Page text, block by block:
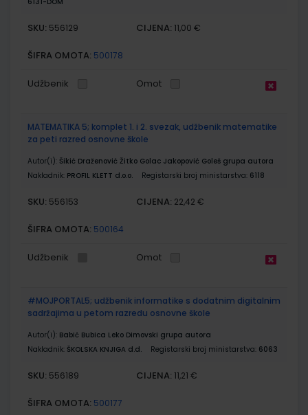
SKU: 556129 CIJENA: 11,00 €
ŠIFRA OMOTA: 500178
Udžbenik Omot
MATEMATIKA 5; komplet 1. i 2. svezak, udžbenik matematike
za peti razred osnovne škole
Autor(i): Šikić Draženović Žitko Golac Jakopović Goleš grupa autora
Nakladnik: PROFIL KLETT d.o.o. Registarski broj ministarstva: 6118
SKU: 556153 CIJENA: 22,42 €
ŠIFRA OMOTA: 500164
Udžbenik Omot
#MOJPORTAL5; udžbenik informatike s dodatnim digitalnim
sadržajima u petom razredu osnovne škole
Autor(i): Babić Bubica Leko Dimovski grupa autora
Nakladnik: ŠKOLSKA KNJIGA d.d. Registarski broj ministarstva: 6063
SKU: 556189 CIJENA: 11,21 €
ŠIFRA OMOTA: 500177